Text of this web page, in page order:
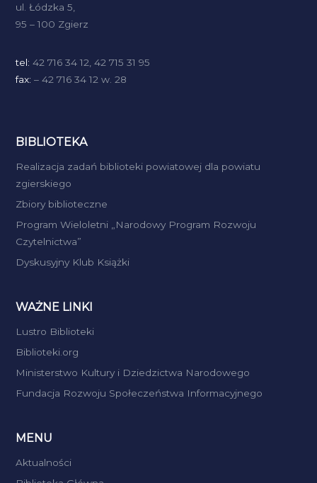
ul. Łódzka 5,
95 – 100 Zgierz
tel: 42 716 34 12, 42 715 31 95
fax: – 42 716 34 12 w. 28
BIBLIOTEKA
Realizacja zadań biblioteki powiatowej dla powiatu
zgierskiego
Zbiory biblioteczne
Program Wieloletni „Narodowy Program Rozwoju
Czytelnictwa”
Dyskusyjny Klub Książki
WAŻNE LINKI
Lustro Biblioteki
Biblioteki.org
Ministerstwo Kultury i Dziedzictwa Narodowego
Fundacja Rozwoju Społeczeństwa Informacyjnego
MENU
Aktualności